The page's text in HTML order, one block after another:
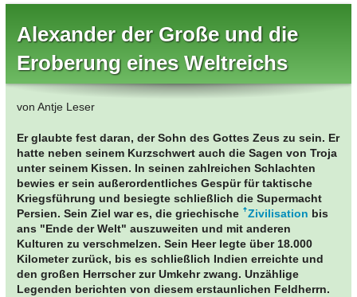
Alexander der Große und die
Eroberung eines Weltreichs
von Antje Leser
Er glaubte fest daran, der Sohn des Gottes Zeus zu sein. Er
hatte neben seinem Kurzschwert auch die Sagen von Troja
unter seinem Kissen. In seinen zahlreichen Schlachten
bewies er sein außerordentliches Gespür für taktische
Kriegsführung und besiegte schließlich die Supermacht
Persien. Sein Ziel war es, die griechische
Zivilisation bis
ans "Ende der Welt" auszuweiten und mit anderen
Kulturen zu verschmelzen. Sein Heer legte über 18.000
Kilometer zurück, bis es schließlich Indien erreichte und
den großen Herrscher zur Umkehr zwang. Unzählige
Legenden berichten von diesem erstaunlichen Feldherrn.